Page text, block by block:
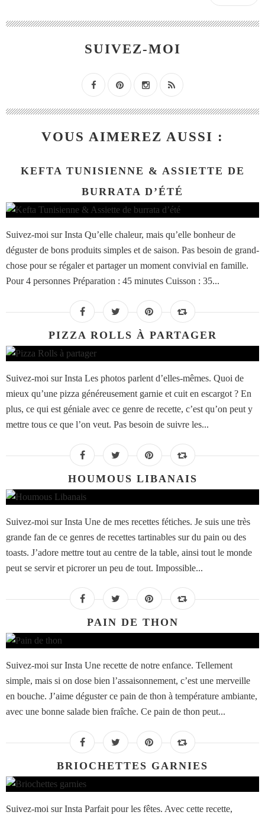
SUIVEZ-MOI
VOUS AIMEREZ AUSSI :
KEFTA TUNISIENNE & ASSIETTE DE
BURRATA D’ÉTÉ
Suivez-moi sur Insta Qu’elle chaleur, mais qu’elle bonheur de
déguster de bons produits simples et de saison. Pas besoin de grand-
chose pour se régaler et partager un moment convivial en famille.
Pour 4 personnes Préparation : 45 minutes Cuisson : 35...
PIZZA ROLLS À PARTAGER
Suivez-moi sur Insta Les photos parlent d’elles-mêmes. Quoi de
mieux qu’une pizza généreusement garnie et cuit en escargot ? En
plus, ce qui est géniale avec ce genre de recette, c’est qu’on peut y
mettre tous ce que l’on veut. Pas besoin de suivre les...
HOUMOUS LIBANAIS
Suivez-moi sur Insta Une de mes recettes fétiches. Je suis une très
grande fan de ce genres de recettes tartinables sur du pain ou des
toasts. J’adore mettre tout au centre de la table, ainsi tout le monde
peut se servir et picrorer un peu de tout. Impossible...
PAIN DE THON
Suivez-moi sur Insta Une recette de notre enfance. Tellement
simple, mais si on dose bien l’assaisonnement, c’est une merveille
en bouche. J’aime déguster ce pain de thon à température ambiante,
avec une bonne salade bien fraîche. Ce pain de thon peut...
BRIOCHETTES GARNIES
Suivez-moi sur Insta Parfait pour les fêtes. Avec cette recette,